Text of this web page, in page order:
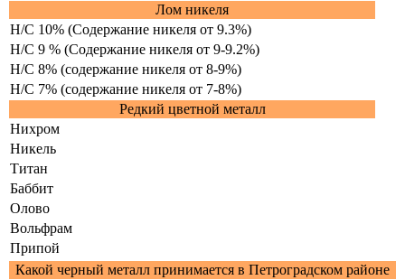
Лом никеля
Н/С 10% (Содержание никеля от 9.3%)
Н/С 9 % (Содержание никеля от 9-9.2%)
Н/С 8% (содержание никеля от 8-9%)
Н/С 7% (содержание никеля от 7-8%)
Редкий цветной металл
Нихром
Никель
Титан
Баббит
Олово
Вольфрам
Припой
Какой черный металл принимается в Петроградском районе